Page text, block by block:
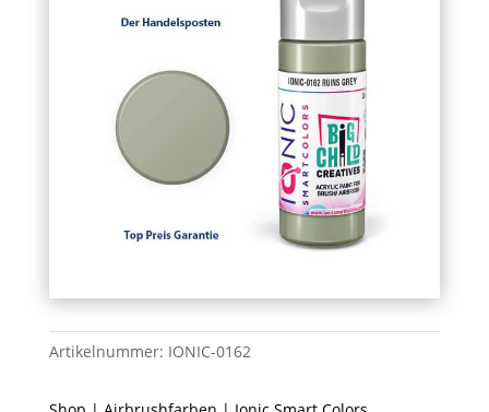
Artikelnummer: IONIC-0162